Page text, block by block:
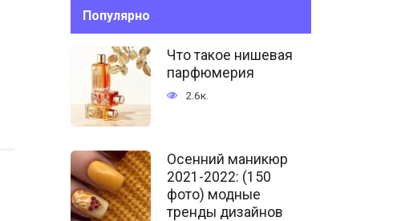
Популярно
Что такое нишевая
парфюмерия
2.6к.
Осенний маникюр
2021-2022: (150
фото) модные
тренды дизайнов